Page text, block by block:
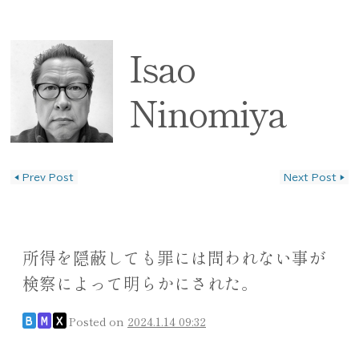
Isao
Ninomiya
◀ Prev Post Next Post ▶
所得を隠蔽しても罪には問われない事が
検察によって明らかにされた。
B M X Posted on 2024.1.14 09:32